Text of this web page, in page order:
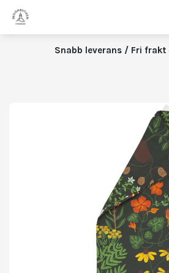
Snabb leverans / Fri